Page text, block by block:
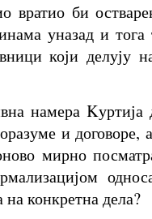
вратио би
уназад и тога
који делују
намера
и договоре,
мирно
конкретна дела?